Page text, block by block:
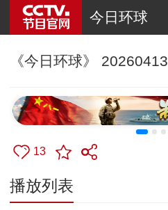
今日环球
《今日环球》 20260413
13
播放列表